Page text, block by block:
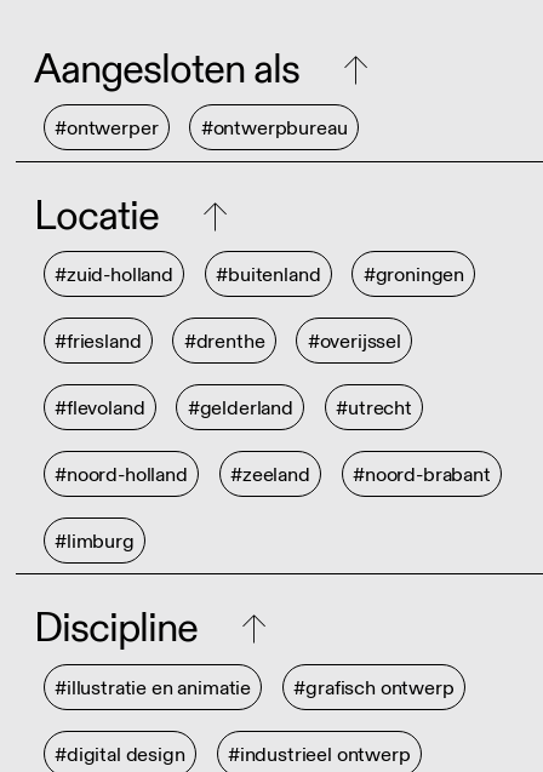
Aangesloten als
#ontwerper #ontwerpbureau
Locatie
#zuid-holland #buitenland #groningen
#friesland #drenthe #overijssel
#flevoland #gelderland #utrecht
#noord-holland #zeeland #noord-brabant
#limburg
Discipline
#illustratie en animatie #grafisch ontwerp
#digital design #industrieel ontwerp